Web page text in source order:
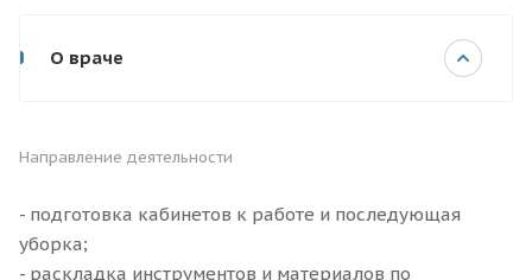
О враче
Направление деятельности
- подготовка кабинетов к работе и последующая
уборка;
- раскладка инструментов и материалов по